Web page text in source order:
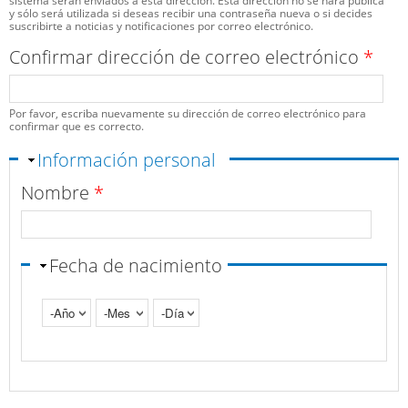
y sólo será utilizada si deseas recibir una contraseña nueva o si decides
suscribirte a noticias y notificaciones por correo electrónico.
Confirmar dirección de correo electrónico *
Por favor, escriba nuevamente su dirección de correo electrónico para
confirmar que es correcto.
Ocultar
Información personal
Nombre *
Fecha de nacimiento
Año
Mes Día